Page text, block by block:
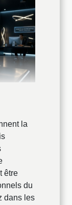
la
être
du
dans les